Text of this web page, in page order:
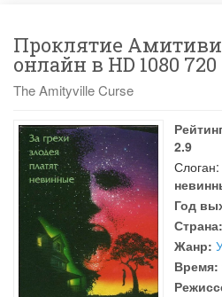
Проклятие
онлайн в HD 1080 720
The Amityville Curse
2.9
Слоган:
Год
Страна:
Жанр:
Время: